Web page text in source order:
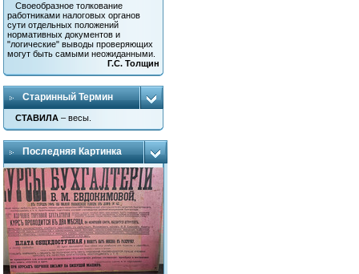
Своеобразное толкование
работниками налоговых органов
сути отдельных положений
нормативных документов и
"логические" выводы проверяющих
могут быть самыми неожиданными.
Г.С. Толщин
Старинный Термин
СТАВИЛА – весы.
Последняя Картинка